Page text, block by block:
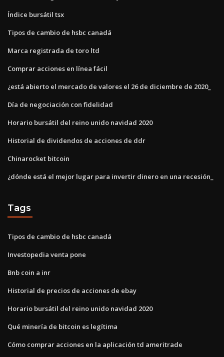
Índice bursátil tsx
Tipos de cambio de hsbc canadá
Marca registrada de toro ltd
Comprar acciones en línea fácil
¿está abierto el mercado de valores el 26 de diciembre de 2020_
Día de negociación con fidelidad
Horario bursátil del reino unido navidad 2020
Historial de dividendos de acciones de ddr
Chinarocket bitcoin
¿dónde está el mejor lugar para invertir dinero en una recesión_
Tags
Tipos de cambio de hsbc canadá
Investopedia venta pone
Bnb coin a inr
Historial de precios de acciones de ebay
Horario bursátil del reino unido navidad 2020
Qué minería de bitcoin es legítima
Cómo comprar acciones en la aplicación td ameritrade